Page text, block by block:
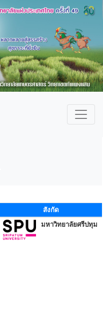
สังกัด
มหาวิทยาลัยศรีปทุม